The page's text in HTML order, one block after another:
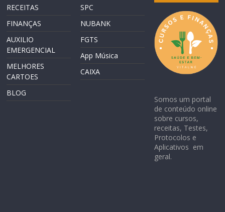
RECEITAS
FINANÇAS
AUXILIO
EMERGENCIAL
MELHORES
CARTOES
BLOG
SPC
NUBANK
FGTS
App Música
CAIXA
Somos um portal
de conteúdo online
sobre cursos,
receitas, Testes,
Protocolos e
Aplicativos em
geral.